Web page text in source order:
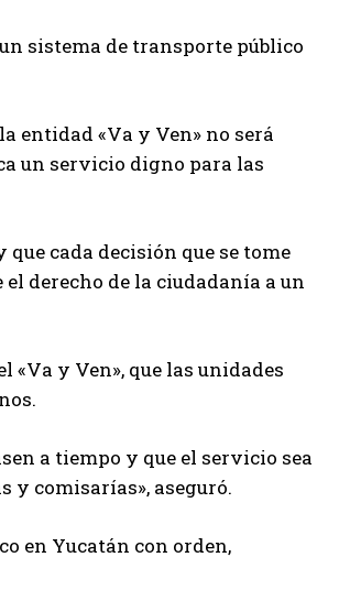
sistema de transporte público
entidad «Va y Ven» no será
un servicio digno para las
cada decisión que se tome
derecho de la ciudadanía a un
«Va y Ven», que las unidades
a tiempo y que el servicio sea
y comisarías», aseguró.
en Yucatán con orden,